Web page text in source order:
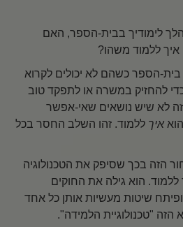
לימודיך בבית-הספר, האם
ללמוד משהו?
הספר כשהם לא יכולים לקרוא
להחזיק במשרה או לתפקד טוב
לא שיש נושאים שאי-אפשר
איך ללמוד. זהו השלב החסר בכל
הזה בכך שסיפק את הטכנולוגיה
הוא גילה את החוקים
שיטות מעשיות אותן כל אחד
הזה "טכנולוגיית הלמידה".